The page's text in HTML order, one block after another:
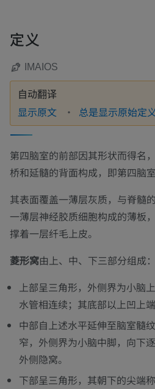
定义
IMAIOS
自动翻译
显示原文 总是显示原始定义
第四脑室的前部因其形状而得名
桥和延髓的背面构成，即第四脑室
其表面覆盖一薄层灰质，与脊髓
一薄层神经胶质细胞构成的薄板
撑着一层纤毛上皮。
菱形窝由上、中、下三部分组成：
上部呈三角形，外侧界为小脑
水管相连续；其底部以上凹上
中部自上述水平延伸至脑室髓
窄，外侧界为小脑中脚，向下
外侧隐窝。
下部呈三角形，其朝下的尖端